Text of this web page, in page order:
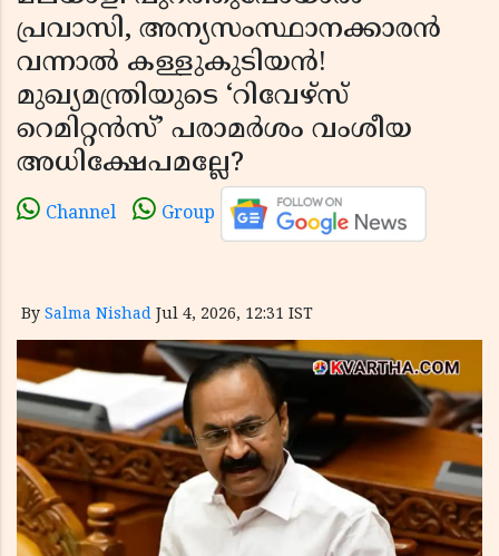
പ്രവാസി, അന്യസംസ്ഥാനക്കാരൻ
വന്നാൽ കള്ളുകുടിയൻ!
മുഖ്യമന്ത്രിയുടെ ‘റിവേഴ്‌സ്
റെമിറ്റൻസ്’ പരാമർശം വംശീയ
അധിക്ഷേപമല്ലേ?
Channel Group
By Salma Nishad Jul 4, 2026, 12:31 IST